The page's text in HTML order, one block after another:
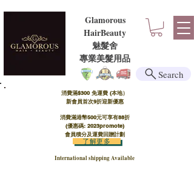
Glamorous
HairBeauty
魅髮舍
​​專業美髮用品
消費滿$300 免運費 (本地）​
新會員首次9折迎新優惠
消費滿港幣500元可享有88折
(優惠碼: 2023promote)
會員積分及運費回贈計劃
International shipping Available
了解更多
Search